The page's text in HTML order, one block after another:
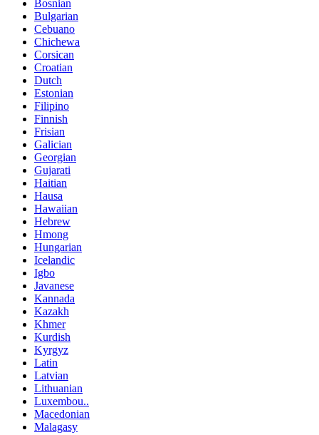
Bosnian
Bulgarian
Cebuano
Chichewa
Corsican
Croatian
Dutch
Estonian
Filipino
Finnish
Frisian
Galician
Georgian
Gujarati
Haitian
Hausa
Hawaiian
Hebrew
Hmong
Hungarian
Icelandic
Igbo
Javanese
Kannada
Kazakh
Khmer
Kurdish
Kyrgyz
Latin
Latvian
Lithuanian
Luxembou..
Macedonian
Malagasy